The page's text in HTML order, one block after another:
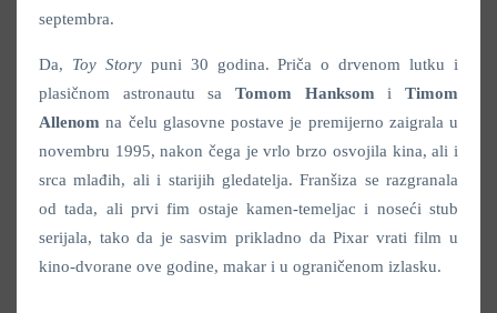
septembra.
Da, Toy Story puni 30 godina. Priča o drvenom lutku i
plasičnom astronautu sa Tomom HanksomiTimom
Allenomna čelu glasovne postave je premijerno zaigrala u
novembru 1995, nakon čega je vrlo brzo osvojila kina, ali i
srca mlađih, ali i starijih gledatelja. Franšiza se razgranala
od tada, ali prvi fim ostaje kamen-temeljac i noseći stub
serijala, tako da je sasvim prikladno da Pixar vrati film u
kino-dvorane ove godine, makar i u ograničenom izlasku.